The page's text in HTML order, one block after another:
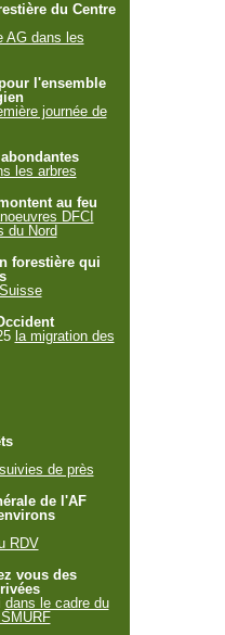
du Centre
AG dans les
l'ensemble
journée de
les arbres
au feu
DFCI
du Nord
forestière qui
la migration des
de près
de l'AF
RDV
vous des
dans le cadre du